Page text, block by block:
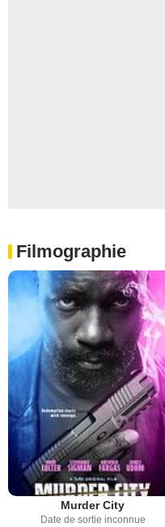
Filmographie
Murder City
Date de sortie inconnue